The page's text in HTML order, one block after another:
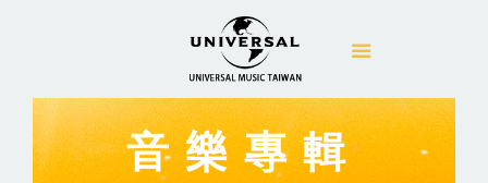
音樂專輯